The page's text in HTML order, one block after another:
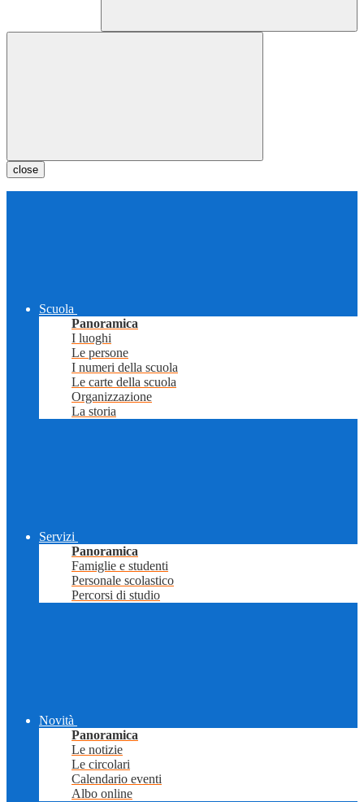
close
Scuola
Panoramica
I luoghi
Le persone
I numeri della scuola
Le carte della scuola
Organizzazione
La storia
Servizi
Panoramica
Famiglie e studenti
Personale scolastico
Percorsi di studio
Novità
Panoramica
Le notizie
Le circolari
Calendario eventi
Albo online